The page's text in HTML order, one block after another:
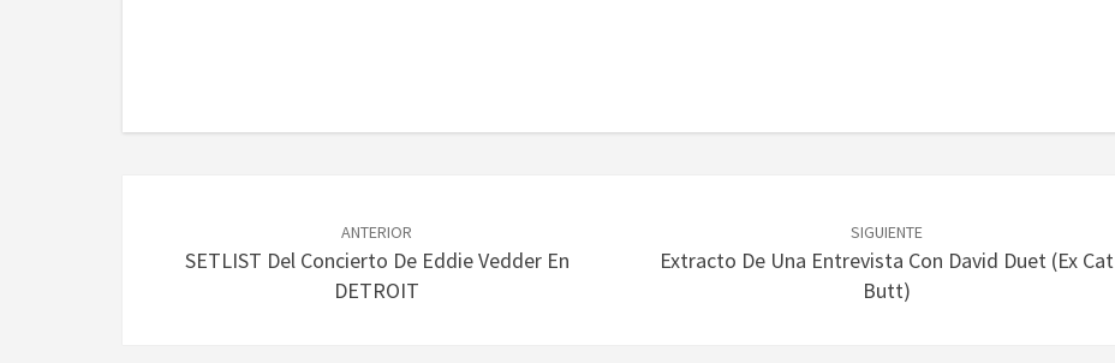
entradas
ANTERIOR
SETLIST Del Concierto De Eddie Vedder En
DETROIT
SIGUIENTE
Extracto De Una Entrevista Con David Duet (Ex Cat
Butt)